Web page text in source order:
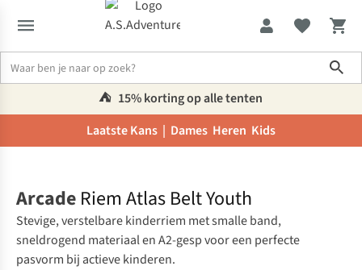
⛺️ 15% korting op alle tenten
Laatste Kans | Dames Heren Kids
Arcade Riem Atlas Belt Youth
Stevige, verstelbare kinderriem met smalle band,
sneldrogend materiaal en A2-gesp voor een perfecte
pasvorm bij actieve kinderen.